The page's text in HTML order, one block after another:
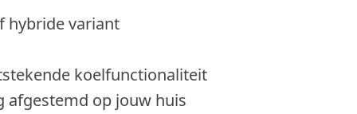
hybride variant
koelfunctionaliteit
afgestemd op jouw huis